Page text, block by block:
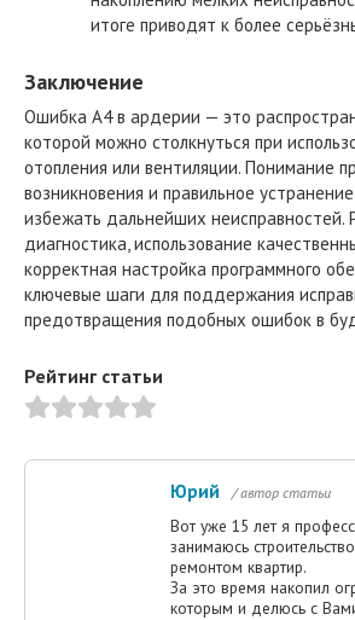
итоге приводят к более
Заключение
Ошибка A4 в ардерии — это
которой можно столкнуться при
отопления или вентиляции. Понимание
возникновения и правильное
избежать дальнейших неисправностей.
диагностика, использование
корректная настройка программного
ключевые шаги для поддержания
предотвращения подобных ошибок в
Рейтинг статьи
Юрий / автор статьи
Вот уже 15 лет я
занимаюсь
ремонтом квартир.
За это время накопил
которым и делюсь с